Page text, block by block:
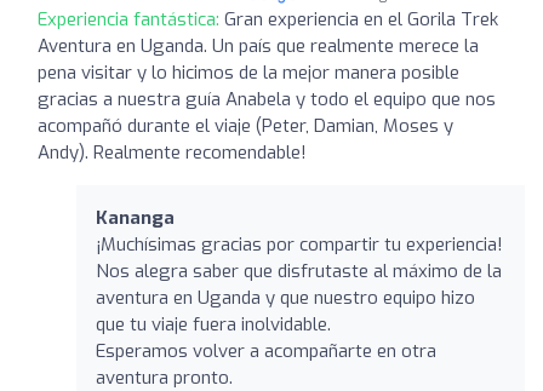
Experiencia fantástica: Gran experiencia en el Gorila Trek
Aventura en Uganda. Un país que realmente merece la
pena visitar y lo hicimos de la mejor manera posible
gracias a nuestra guía Anabela y todo el equipo que nos
acompañó durante el viaje (Peter, Damian, Moses y
Andy). Realmente recomendable!
Kananga
¡Muchísimas gracias por compartir tu experiencia!
Nos alegra saber que disfrutaste al máximo de la
aventura en Uganda y que nuestro equipo hizo
que tu viaje fuera inolvidable.
Esperamos volver a acompañarte en otra
aventura pronto.